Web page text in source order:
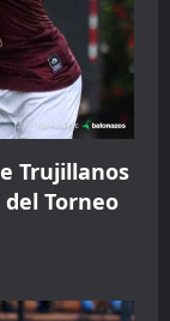
Trujillanos
Torneo